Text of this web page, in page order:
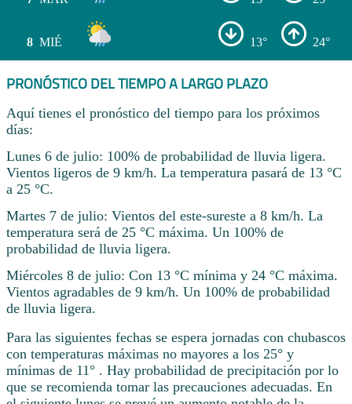
8 MIÉ 13° 24°
PRONÓSTICO DEL TIEMPO A LARGO PLAZO
Aquí tienes el pronóstico del tiempo para los próximos
días:
Lunes 6 de julio: 100% de probabilidad de lluvia ligera.
Vientos ligeros de 9 km/h. La temperatura pasará de 13 °C
a 25 °C.
Martes 7 de julio: Vientos del este-sureste a 8 km/h. La
temperatura será de 25 °C máxima. Un 100% de
probabilidad de lluvia ligera.
Miércoles 8 de julio: Con 13 °C mínima y 24 °C máxima.
Vientos agradables de 9 km/h. Un 100% de probabilidad
de lluvia ligera.
Para las siguientes fechas se espera jornadas con chubascos
con temperaturas máximas no mayores a los 25° y
mínimas de 11° . Hay probabilidad de precipitación por lo
que se recomienda tomar las precauciones adecuadas. En